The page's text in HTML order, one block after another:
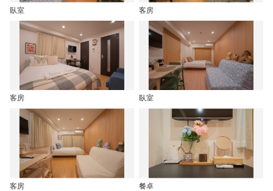
臥室 客房
客房 臥室
客房 餐卓